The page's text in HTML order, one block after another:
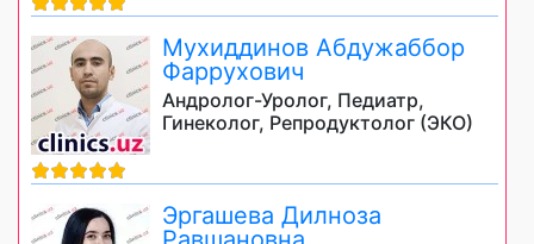
Мухиддинов Абдужаббор
Фаррухович
Андролог-Уролог, Педиатр,
Гинеколог, Репродуктолог (ЭКО)
Эргашева Дилноза